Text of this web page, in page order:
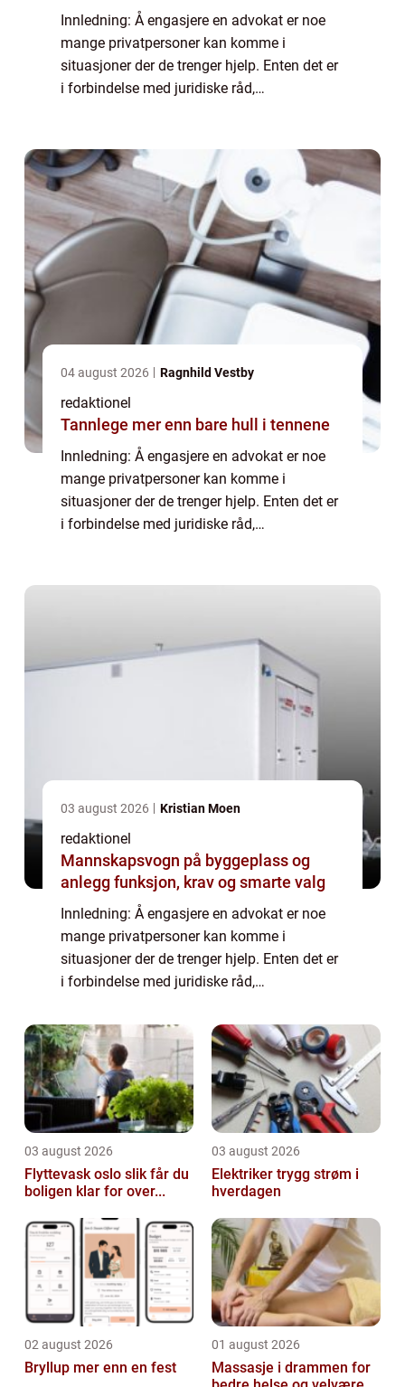
Innledning: Å engasjere en advokat er noe
mange privatpersoner kan komme i
situasjoner der de trenger hjelp. Enten det er
i forbindelse med juridiske råd,
slik...
04 august 2026 Ragnhild Vestby
redaktionel
Tannlege mer enn bare hull i tennene
Innledning: Å engasjere en advokat er noe
mange privatpersoner kan komme i
situasjoner der de trenger hjelp. Enten det er
i forbindelse med juridiske råd,
03 august 2026 Kristian Moen
redaktionel
Mannskapsvogn på byggeplass og
anlegg funksjon, krav og smarte valg
Innledning: Å engasjere en advokat er noe
mange privatpersoner kan komme i
situasjoner der de trenger hjelp. Enten det er
i forbindelse med juridiske råd,
er det viktig å ha en forståelse av hvor mye
slik...
03 august 2026
Flyttevask oslo slik får du
boligen klar for over...
03 august 2026
Elektriker trygg strøm i
hverdagen
02 august 2026
Bryllup mer enn en fest
01 august 2026
Massasje i drammen for